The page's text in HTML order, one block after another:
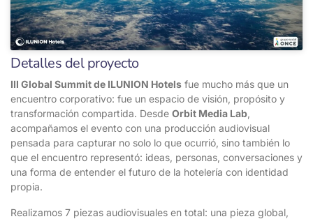
Detalles del proyecto
III Global Summit de ILUNION Hotels fue mucho más que un
encuentro corporativo: fue un espacio de visión, propósito y
transformación compartida. Desde Orbit Media Lab
acompañamos el evento con una producción audiovisual
pensada para capturar no solo lo que ocurrió, sino también lo
que el encuentro representó: ideas, personas, conversaciones y
una forma de entender el futuro de la hotelería con identidad
propia.
Realizamos 7 piezas audiovisuales en total: una pieza global,